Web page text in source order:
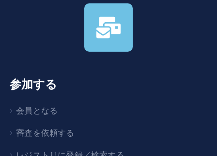
参加する
会員となる
審査を依頼する